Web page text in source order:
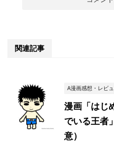
関連記事
A漫画感想・レビ
漫画「はじ
でいる王者
意）